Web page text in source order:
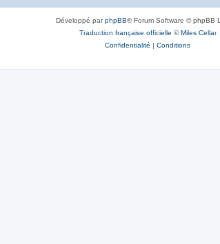
Développé parphpBB® Forum Software © phpBB
Traduction française officielle ©Miles Cellar
Confidentialité | Conditions